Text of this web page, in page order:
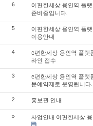
6
이편한세상 용인역 플
준비중입니다.
5
이편한세상 용인역 플
이용안내
4
e편한세상 용인역 플랫
라인 접수
3
e편한세상 용인역 플랫
문예약제로 운영됩니다.
2 홍보관 안내
» 사업안내 이편한세상